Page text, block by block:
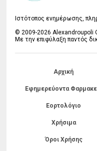
Ιστότοπος ενημέρωσης,
© 2009-2026 Alexandroupoli
Με την επιφύλαξη παντός
Αρχική
Εφημερεύοντα
Εορτολόγιο
Χρήσιμα
Όροι Χρήσης